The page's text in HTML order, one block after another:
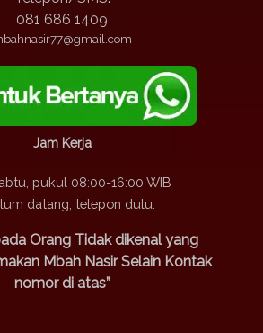
081 686 1409
Jam Kerja
pukul 08:00-16:00 WIB
datang, telepon dulu.
Orang Tidak dikenal yang
Mbah Nasir Selain Kontak
nomor di atas”